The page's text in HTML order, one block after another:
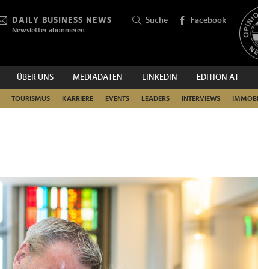
DAILY BUSINESS NEWS
Newsletter abonnieren
Suche Facebook
ÜBER UNS MEDIADATEN LINKEDIN EDITION AT
TOURISMUS KARRIERE EVENTS LEADERS INTERVIEWS
SUCHEN